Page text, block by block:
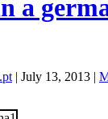
a
| July 13, 2013 |